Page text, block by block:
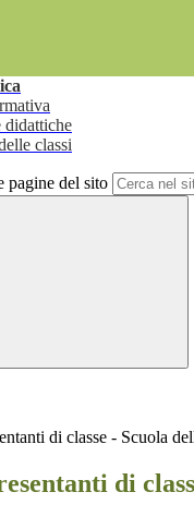
didattiche
classi
pagine del sito
di classe - Scuola
di